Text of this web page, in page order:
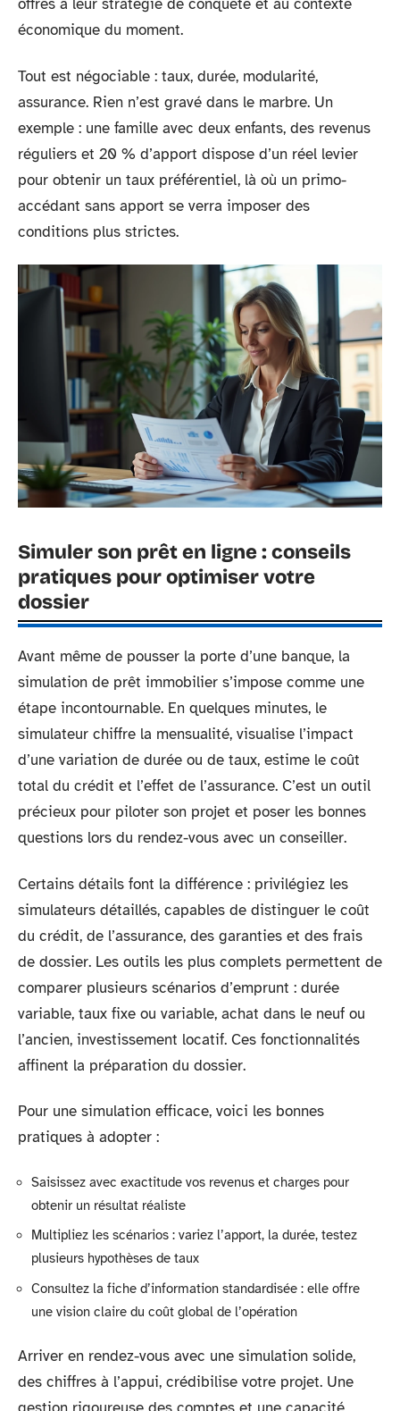
offres à leur stratégie de conquête et au contexte
économique du moment.
Tout est négociable : taux, durée, modularité,
assurance. Rien n’est gravé dans le marbre. Un
exemple : une famille avec deux enfants, des revenus
réguliers et 20 % d’apport dispose d’un réel levier
pour obtenir un taux préférentiel, là où un primo-
accédant sans apport se verra imposer des
conditions plus strictes.
Simuler son prêt en ligne : conseils
pratiques pour optimiser votre
dossier
Avant même de pousser la porte d’une banque, la
simulation de prêt immobilier s’impose comme une
étape incontournable. En quelques minutes, le
simulateur chiffre la mensualité, visualise l’impact
d’une variation de durée ou de taux, estime le coût
total du crédit et l’effet de l’assurance. C’est un outil
précieux pour piloter son projet et poser les bonnes
questions lors du rendez-vous avec un conseiller.
Certains détails font la différence : privilégiez les
simulateurs détaillés, capables de distinguer le coût
du crédit, de l’assurance, des garanties et des frais
de dossier. Les outils les plus complets permettent de
comparer plusieurs scénarios d’emprunt : durée
variable, taux fixe ou variable, achat dans le neuf ou
l’ancien, investissement locatif. Ces fonctionnalités
affinent la préparation du dossier.
Pour une simulation efficace, voici les bonnes
pratiques à adopter :
Saisissez avec exactitude vos revenus et charges pour
obtenir un résultat réaliste
Multipliez les scénarios : variez l’apport, la durée, testez
plusieurs hypothèses de taux
Consultez la fiche d’information standardisée : elle offre
une vision claire du coût global de l’opération
Arriver en rendez-vous avec une simulation solide,
des chiffres à l’appui, crédibilise votre projet. Une